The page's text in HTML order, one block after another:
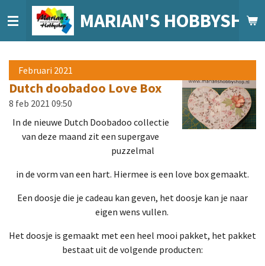
direct
naar
hoofdinhoud
MARIAN'S
Februari 2021
Dutch doobadoo Love Box
8 feb 2021 09:50
In de nieuwe Dutch Doobadoo collectie
van deze maand zit een supergave
puzzelmal
in de vorm van een hart. Hiermee is een love box gemaakt.
Een doosje die je cadeau kan geven, het doosje kan je naar
eigen wens vullen.
Het doosje is gemaakt met een heel mooi pakket, het pakket
bestaat uit de volgende producten: